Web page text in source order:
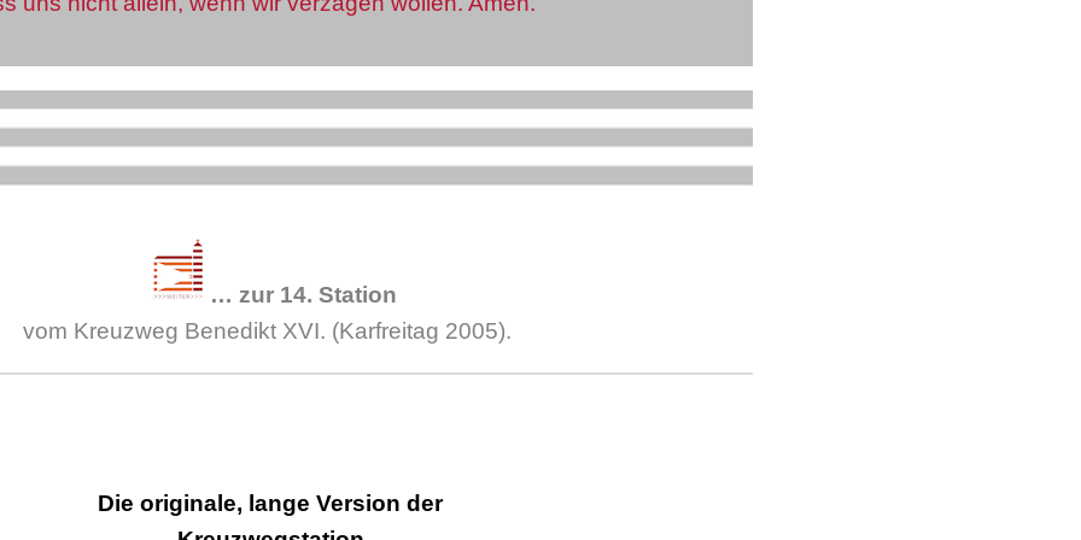
… zur 14. Station
vom Kreuzweg Benedikt XVI. (Karfreitag 2005).
Die originale, lange Version der